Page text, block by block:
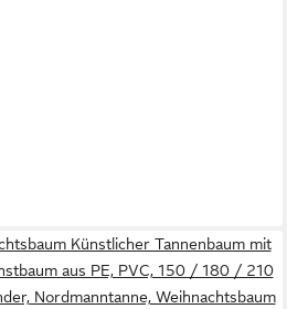
Künstlicher Tannenbaum mit
aus PE, PVC, 150 / 180 / 210
Nordmanntanne, Weihnachtsbaum